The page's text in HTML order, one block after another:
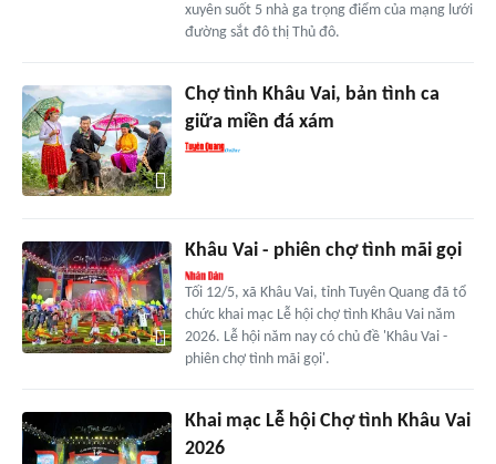
xuyên suốt 5 nhà ga trọng điểm của mạng lưới
đường sắt đô thị Thủ đô.
Chợ tình Khâu Vai, bản tình ca
giữa miền đá xám
Khâu Vai - phiên chợ tình mãi gọi
Tối 12/5, xã Khâu Vai, tỉnh Tuyên Quang đã tổ
chức khai mạc Lễ hội chợ tình Khâu Vai năm
2026. Lễ hội năm nay có chủ đề 'Khâu Vai -
phiên chợ tình mãi gọi'.
Khai mạc Lễ hội Chợ tình Khâu Vai
2026